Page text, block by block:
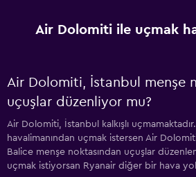
Air Dolomiti ile uçmak
Air Dolomiti, İstanbul menşe
uçuşlar düzenliyor mu?
Air Dolomiti, İstanbul kalkışlı
havalimanından uçmak istersen Air
Balice menşe noktasından uçuşlar
uçmak istiyorsan Ryanair diğer bir hava